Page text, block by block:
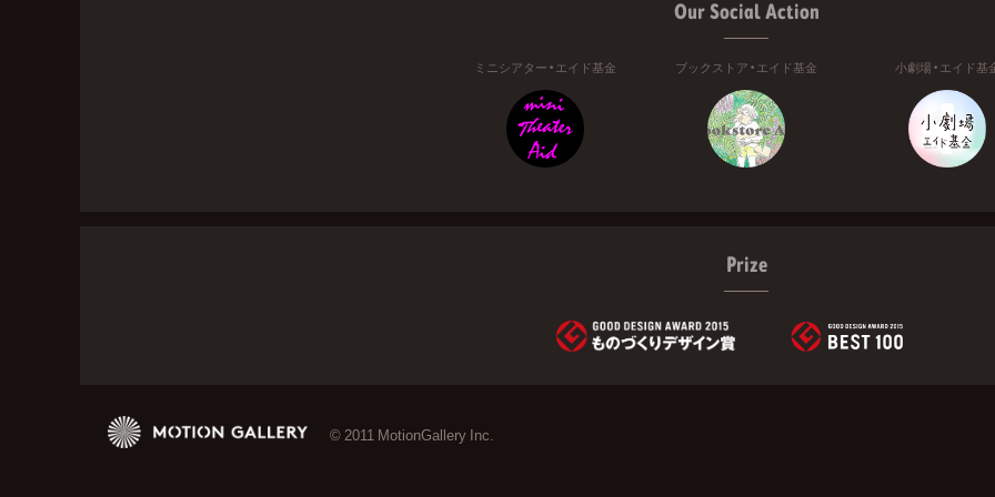
Our Social Action
ミニシアター・エイド基金 ブックストア・エイド基金 小劇場・エイド基
Prize
© 2011 MotionGallery Inc.